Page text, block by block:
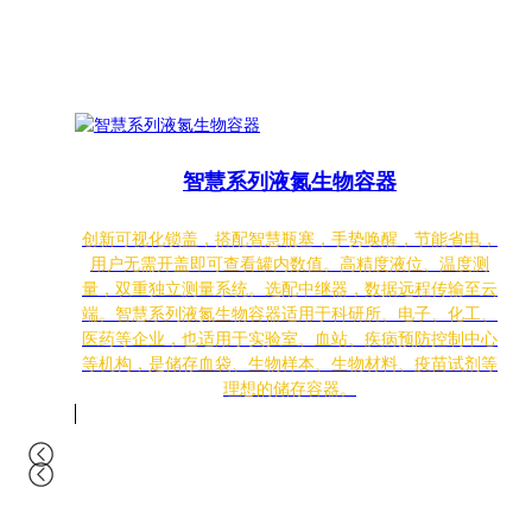
智慧系列液氮生物容器
创新可视化锁盖，搭配智慧瓶塞，手势唤醒，节能省电，
用户无需开盖即可查看罐内数值。高精度液位、温度测
量，双重独立测量系统。选配中继器，数据远程传输至云
端。智慧系列液氮生物容器适用于科研所、电子、化工、
医药等企业，也适用于实验室、血站、疾病预防控制中心
等机构，是储存血袋、生物样本、生物材料、疫苗试剂等
理想的储存容器。